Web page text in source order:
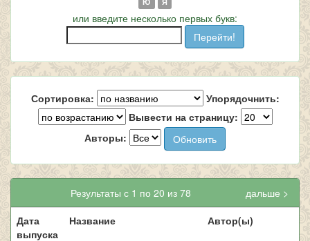
или введите несколько первых букв:
Сортировка:
Упорядочнить:
Вывести на страницу:
Авторы:
Результаты с 1 по 20 из 78
дальше >
Дата
выпуска
Название Автор(ы)